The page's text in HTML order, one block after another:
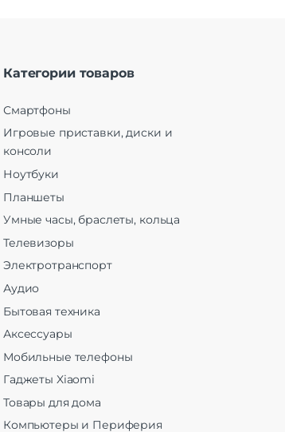
Категории товаров
Смартфоны
Игровые приставки, диски и
консоли
Ноутбуки
Планшеты
Умные часы, браслеты, кольца
Телевизоры
Электротранспорт
Аудио
Бытовая техника
Аксессуары
Мобильные телефоны
Гаджеты Xiaomi
Товары для дома
Компьютеры и Периферия